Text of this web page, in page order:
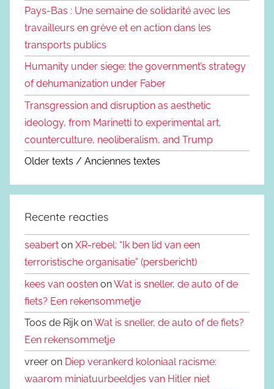
Pays-Bas : Une semaine de solidarité avec les
travailleurs en grève et en action dans les
transports publics
Humanity under siege: the government’s strategy
of dehumanization under Faber
Transgression and disruption as aesthetic
ideology, from Marinetti to experimental art,
counterculture, neoliberalism, and Trump
Older texts / Anciennes textes
Recente reacties
seabert on XR-rebel: “Ik ben lid van een
terroristische organisatie” (persbericht)
kees van oosten onWat is sneller, de auto of de
fiets? Een rekensommetje
Toos de Rijk onWat is sneller, de auto of de fiets?
Een rekensommetje
vreer on Diep verankerd koloniaal racisme:
waarom miniatuurbeeldjes van Hitler niet